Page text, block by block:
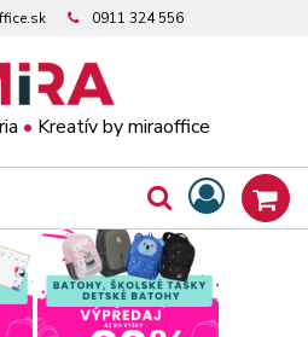
• Kreatív by miraoffice
0911 324 556